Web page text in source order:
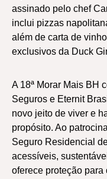
assinado pelo chef
inclui pizzas
além de carta de
exclusivos da Duck
A 18ª Morar Mais BH
Seguros e Eternit
novo jeito de viver e
propósito. Ao
Seguro Residencial
acessíveis,
oferece proteção